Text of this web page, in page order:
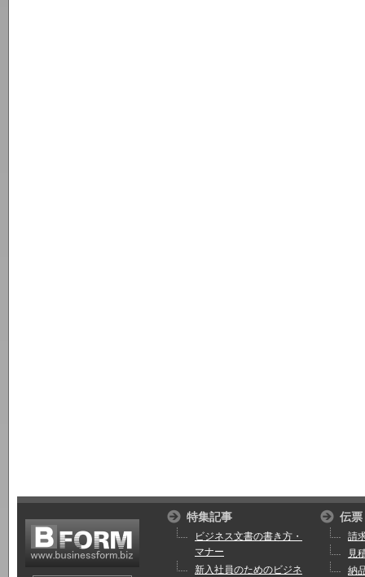
特集記事
ビジネス文書の書き方・
マナー
新入社員のためのビジネ
伝票
請
見
納